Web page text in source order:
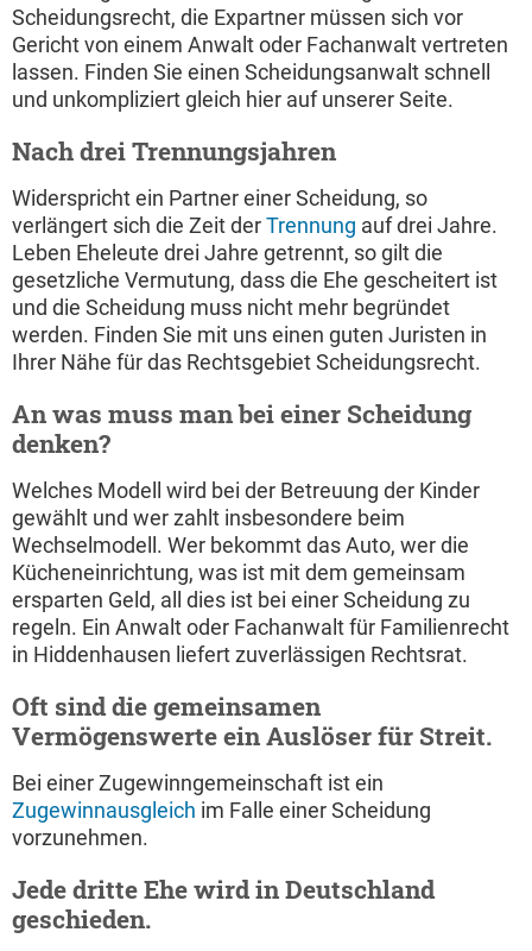
Scheidungsrecht, die Expartner müssen sich vor
Gericht von einem Anwalt oder Fachanwalt vertreten
lassen. Finden Sie einen Scheidungsanwalt schnell
und unkompliziert gleich hier auf unserer Seite.
Nach drei Trennungsjahren
Widerspricht ein Partner einer Scheidung, so
verlängert sich die Zeit derTrennung auf drei Jahre.
Leben Eheleute drei Jahre getrennt, so gilt die
gesetzliche Vermutung, dass die Ehe gescheitert ist
und die Scheidung muss nicht mehr begründet
werden. Finden Sie mit uns einen guten Juristen in
Ihrer Nähe für das Rechtsgebiet Scheidungsrecht.
An was muss man bei einer Scheidung
denken?
Welches Modell wird bei der Betreuung der Kinder
gewählt und wer zahlt insbesondere beim
Wechselmodell. Wer bekommt das Auto, wer die
Kücheneinrichtung, was ist mit dem gemeinsam
ersparten Geld, all dies ist bei einer Scheidung zu
regeln. Ein Anwalt oder Fachanwalt für Familienrecht
in Hiddenhausen liefert zuverlässigen Rechtsrat.
Oft sind die gemeinsamen
Vermögenswerte ein Auslöser für Streit.
Bei einer Zugewinngemeinschaft ist ein
Zugewinnausgleich im Falle einer Scheidung
vorzunehmen.
Jede dritte Ehe wird in Deutschland
geschieden.